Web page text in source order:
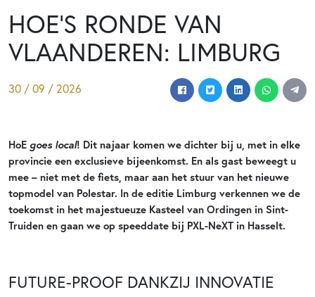
HOE’S RONDE VAN
VLAANDEREN: LIMBURG
30 / 09 / 2026
HoE goes local! Dit najaar komen we dichter bij u, met in elke
provincie een exclusieve bijeenkomst. En als gast beweegt u
mee – niet met de fiets, maar aan het stuur van het nieuwe
topmodel van Polestar. In de editie Limburg verkennen we de
toekomst in het majestueuze Kasteel van Ordingen in Sint-
Truiden en gaan we op speeddate bij PXL-NeXT in Hasselt.
FUTURE-PROOF DANKZIJ INNOVATIE